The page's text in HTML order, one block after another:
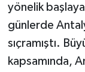
yönelik
günlerde
sıçramıştı.
kapsamında,